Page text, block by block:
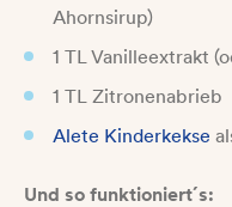
Ahornsirup)
1 TL Vanilleextrakt
1 TL Zitronenabrieb
Alete Kinderkekse
Und so funktioniert´s: